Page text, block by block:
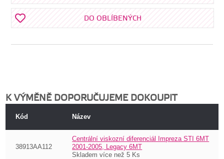
DO OBLÍBENÝCH
K VÝMĚNĚ DOPORUČUJEME DOKOUPIT
Kód Název
38913AA112
Centrální viskozní diferenciál Impreza STI 6MT
2001-2005, Legacy 6MT
Skladem více než 5 Ks